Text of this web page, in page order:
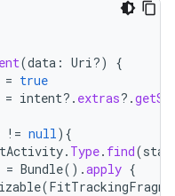
(data : Uri?)
{
= true
= intent? . extras? .
!= null){
. Type. find(
= Bundle().apply {
(